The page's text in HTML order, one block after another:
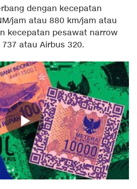
dengan kecepatan
jam atau 880 km/jam atau
kecepatan pesawat narrow
atau Airbus 320.